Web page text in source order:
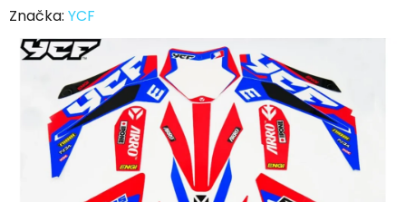
Značka: YCF